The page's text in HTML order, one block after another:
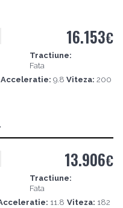
Tractiune:
Fata
Acceleratie: 9.8 Viteza: 200
16.153€
Tractiune:
Fata
11.8 Viteza: 182
13.906€